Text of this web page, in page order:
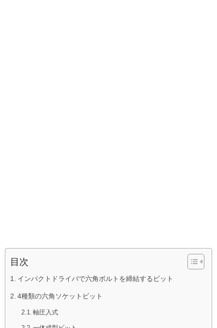
目次
インパクトドライバで六角ボルトを締結するビット
4種類の六角ソケットビット
軸圧入式